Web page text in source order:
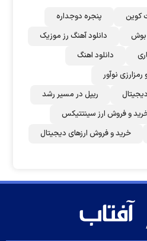
کوین
پنجره دوجداره
بوش
دانلود آهنگ رز‌ موزیک
دانلود اهنگ
نوآور
ریپل در مسیر رشد
و فروش ارز سینتتیکس
خرید و فروش ارزهای دیجیتال